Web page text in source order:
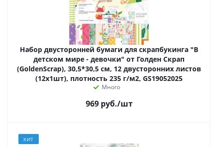
Набор двусторонней бумаги для скрапбукинга "В
детском мире - девочки" от Голден Скрап
(GoldenScrap), 30,5*30,5 см, 12 двусторонних листов
(12х1шт), плотность 235 г/м2, GS19052025
Много
969руб./шт
ХИТ